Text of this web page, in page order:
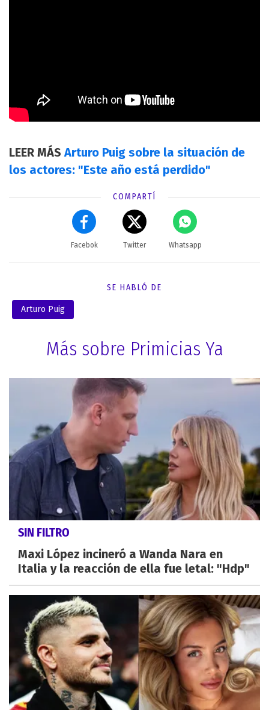
LEER MÁSArturo Puig sobre la situación de
los actores: "Este año está perdido"
COMPARTÍ
Facebok Twitter Whatsapp
SE HABLÓ DE
Arturo Puig
Más sobre Primicias Ya
SIN FILTRO
Maxi López incineró a Wanda Nara en
Italia y la reacción de ella fue letal: "Hdp"